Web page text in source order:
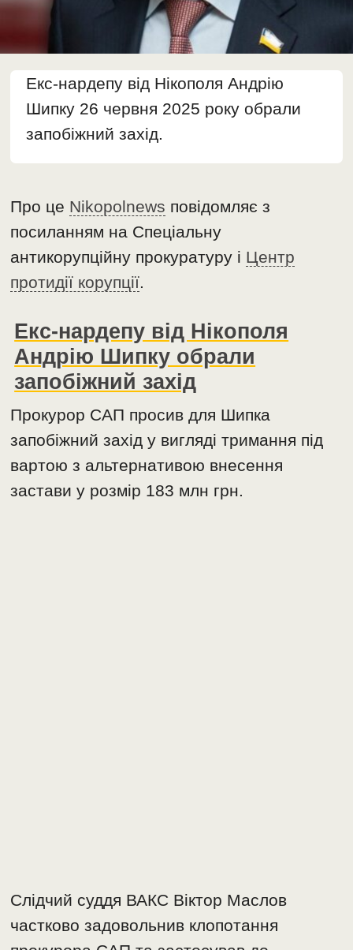
Екс-нардепу від Нікополя Андрію
Шипку 26 червня 2025 року обрали
запобіжний захід.
Про це Nikopolnews повідомляє з
посиланням на Спеціальну
антикорупційну прокуратуру і Центр
протидії корупції.
Екс-нардепу від Нікополя
Андрію Шипку обрали
запобіжний захід
Прокурор САП просив для Шипка
запобіжний захід у вигляді тримання під
вартою з альтернативою внесення
застави у розмір 183 млн грн.
Слідчий суддя ВАКС Віктор Маслов
частково задовольнив клопотання